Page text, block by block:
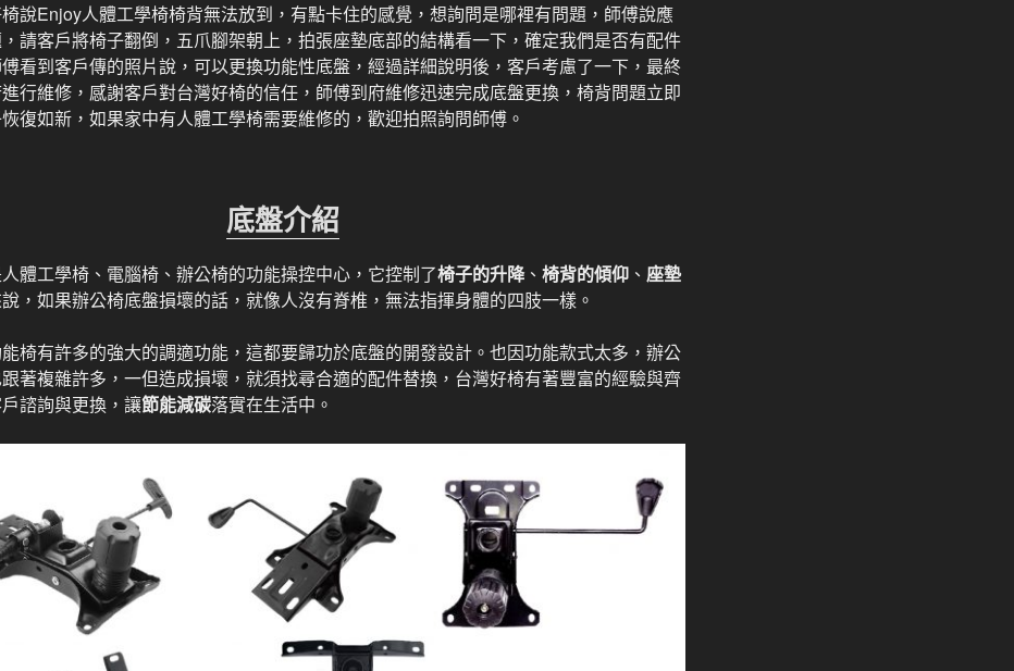
說Enjoy人體工學椅椅背無法放到，有點卡住的感覺，想詢問是哪裡有問題，師傅說應
請客戶將椅子翻倒，五爪腳架朝上，拍張座墊底部的結構看一下，確定我們是否有配件
看到客戶傳的照片說，可以更換功能性底盤，經過詳細說明後，客戶考慮了一下，最終
行維修，感謝客戶對台灣好椅的信任，師傅到府維修迅速完成底盤更換，椅背問題立即
復如新，如果家中有人體工學椅需要維修的，歡迎拍照詢問師傅。
底盤介紹
體工學椅、電腦椅、辦公椅的功能操控中心，它控制了椅子的升降、 椅背的傾仰 、 座墊
說，如果辦公椅底盤損壞的話，就像人沒有脊椎，無法指揮身體的四肢一樣。
椅有許多的強大的調適功能，這都要歸功於底盤的開發設計。也因功能款式太多，辦公
著複雜許多，一但造成損壞，就須找尋合適的配件替換，台灣好椅有著豐富的經驗與齊
諮詢與更換，讓節能減碳落實在生活中。